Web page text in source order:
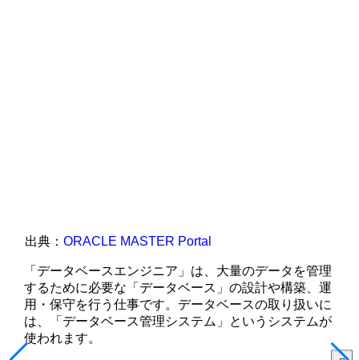
出典： ORACLE MASTER Portal
「データベースエンジニア」は、大量のデータを管理
するために必要な「データベース」の設計や構築、運
用・保守を行う仕事です。データベースの取り扱いに
は、「データベース管理システム」というシステムが
使われます。